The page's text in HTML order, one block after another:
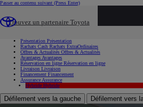
Passer au contenu suivant (Press Enter)
Trouvez un partenaire Toyota
Présentation Présentation
Rachats Cash Rachats ExtraOrdinaires
Offres & Actualités Offres & Actualités
Avantages Avantages
Réservation en ligne Réservation en ligne
Livraison Livraison
Financement Financement
Assurance Assurance
Hybride Hybride
Défilement vers la gauche Défilement vers